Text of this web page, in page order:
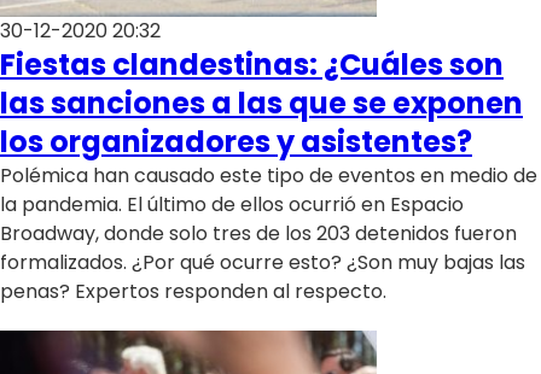
30-12-2020 20:32
Fiestas clandestinas: ¿Cuáles son
las sanciones a las que se exponen
los organizadores y asistentes?
Polémica han causado este tipo de eventos en medio de
la pandemia. El último de ellos ocurrió en Espacio
Broadway, donde solo tres de los 203 detenidos fueron
formalizados. ¿Por qué ocurre esto? ¿Son muy bajas las
penas? Expertos responden al respecto.